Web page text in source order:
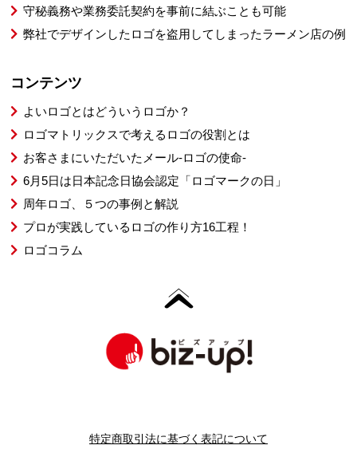
守秘義務や業務委託契約を事前に結ぶことも可能
弊社でデザインしたロゴを盗用してしまったラーメン店の例
コンテンツ
よいロゴとはどういうロゴか？
ロゴマトリックスで考えるロゴの役割とは
お客さまにいただいたメール-ロゴの使命-
6月5日は日本記念日協会認定「ロゴマークの日」
周年ロゴ、５つの事例と解説
プロが実践しているロゴの作り方16工程！
ロゴコラム
特定商取引法に基づく表記について